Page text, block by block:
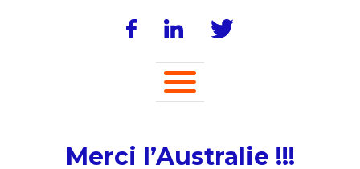
Merci l’Australie !!!